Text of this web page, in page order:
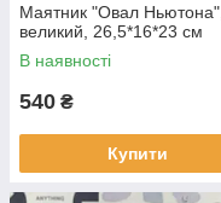
Маятник "Овал Ньютона",
великий, 26,5*16*23 см
В наявності
540 ₴
Купити